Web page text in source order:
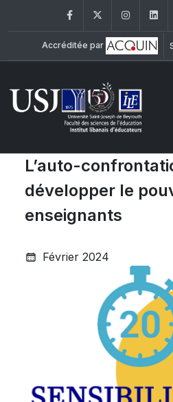
FacebookTwitter
Accréditée par
L’auto-
développer le
enseignants
Février 2024